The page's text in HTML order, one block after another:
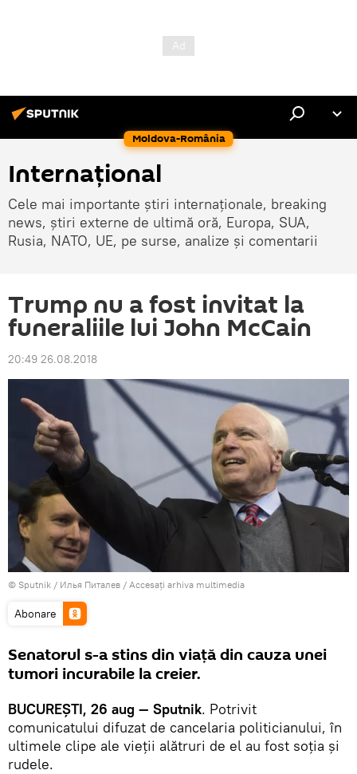
Moldova-România
Internaţional
Cele mai importante știri internaționale, breaking
news, știri externe de ultimă oră, Europa, SUA,
Rusia, NATO, UE, pe surse, analize și comentarii
Trump nu a fost invitat la
funeraliile lui John McCain
20:49 26.08.2018
© Sputnik / Илья Питалев / Accesați arhiva multimedia
Abonare
Senatorul s-a stins din viață din cauza unei
tumori incurabile la creier.
BUCUREȘTI, 26 aug — Sputnik. Potrivit
comunicatului difuzat de cancelaria politicianului, în
ultimele clipe ale vieții alătruri de el au fost soția și
rudele.